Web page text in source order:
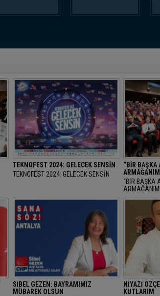
TEKNOFEST 2024: GELECEK SENSİN
TEKNOFEST 2024: GELECEK SENSİN
“BİR BAŞKA
“BİR BAŞKA
SİBEL GEZEN: BAYRAMIMIZ
MÜBAREK OLSUN
NİYAZİ
KUTLARIM